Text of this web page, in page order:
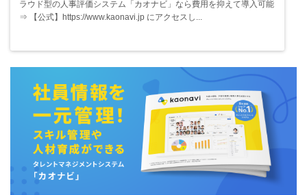
ラウド型の人事評価システム「カオナビ」なら費用を抑えて導入可能
⇒ 【公式】https://www.kaonavi.jp にアクセスし...